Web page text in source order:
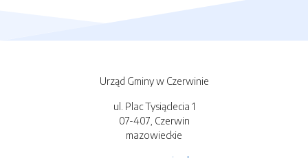
Urząd Gminy w Czerwinie
ul. Plac Tysiąclecia 1
07-407, Czerwin
mazowieckie